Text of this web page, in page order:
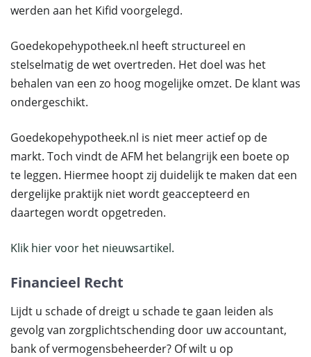
werden aan het Kifid voorgelegd.
Goedekopehypotheek.nl heeft structureel en
stelselmatig de wet overtreden. Het doel was het
behalen van een zo hoog mogelijke omzet. De klant was
ondergeschikt.
Goedekopehypotheek.nl is niet meer actief op de
markt. Toch vindt de AFM het belangrijk een boete op
te leggen. Hiermee hoopt zij duidelijk te maken dat een
dergelijke praktijk niet wordt geaccepteerd en
daartegen wordt opgetreden.
Klik hier voor het nieuwsartikel.
Financieel Recht
Lijdt u schade of dreigt u schade te gaan leiden als
gevolg van zorgplichtschending door uw accountant,
bank of vermogensbeheerder? Of wilt u op